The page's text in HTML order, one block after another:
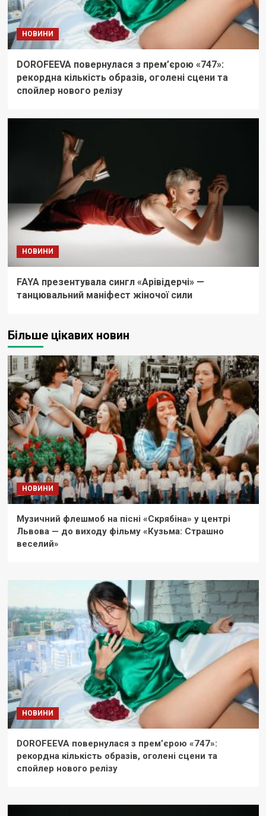
НОВИНИ
DOROFEEVA повернулася з прем’єрою «747»:
рекордна кількість образів, оголені сцени та
спойлер нового релізу
НОВИНИ
FAYA презентувала сингл «Арівідерчі» —
танцювальний маніфест жіночої сили
Більше цікавих новин
НОВИНИ
Музичний флешмоб на пісні «Скрябіна» у центрі
Львова — до виходу фільму «Кузьма: Страшно
веселий»
НОВИНИ
DOROFEEVA повернулася з прем’єрою «747»:
рекордна кількість образів, оголені сцени та
спойлер нового релізу